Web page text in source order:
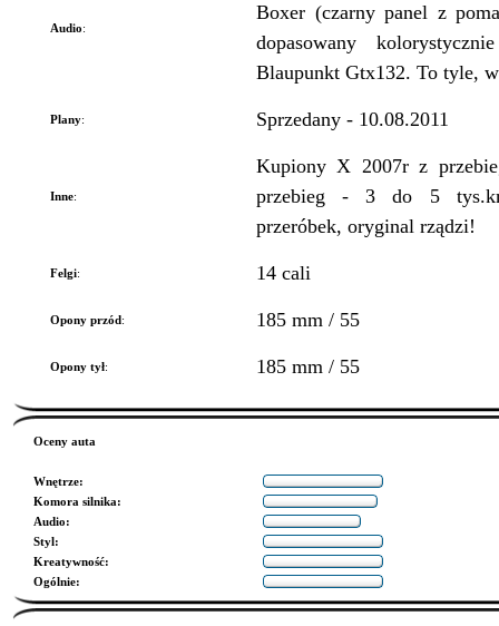
Audio:
Boxer (czarny panel z
dopasowany
Blaupunkt Gtx132. To tyle,
Plany: Sprzedany - 10.08.2011
Inne:
Kupiony X 2007r z
przebieg - 3 do 5
przeróbek, oryginal rządzi!
Felgi: 14 cali
Opony przód: 185 mm / 55
Opony tył: 185 mm / 55
Oceny auta
Wnętrze:
Komora silnika:
Audio:
Styl:
Kreatywność:
Ogólnie: